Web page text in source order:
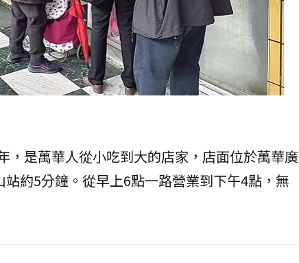
，是萬華人從小吃到大的店家，店面位於萬華廣
約5分鐘。從早上6點一路營業到下午4點，無